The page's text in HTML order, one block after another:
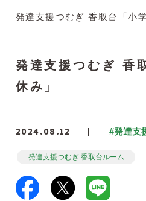
発達支援つむぎ 香取台「小
発達支援つむぎ 香
休み」
2024.08.12 #発達支
発達支援つむぎ 香取台ルーム